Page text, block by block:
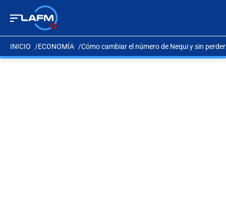
INICIO ECONOMÍA Cómo cambiar el número de Nequi y sin